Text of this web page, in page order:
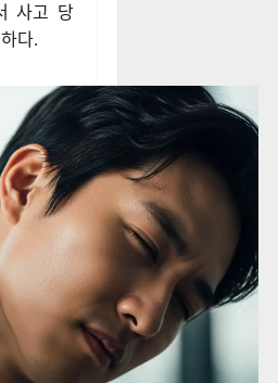
사고 당
다.